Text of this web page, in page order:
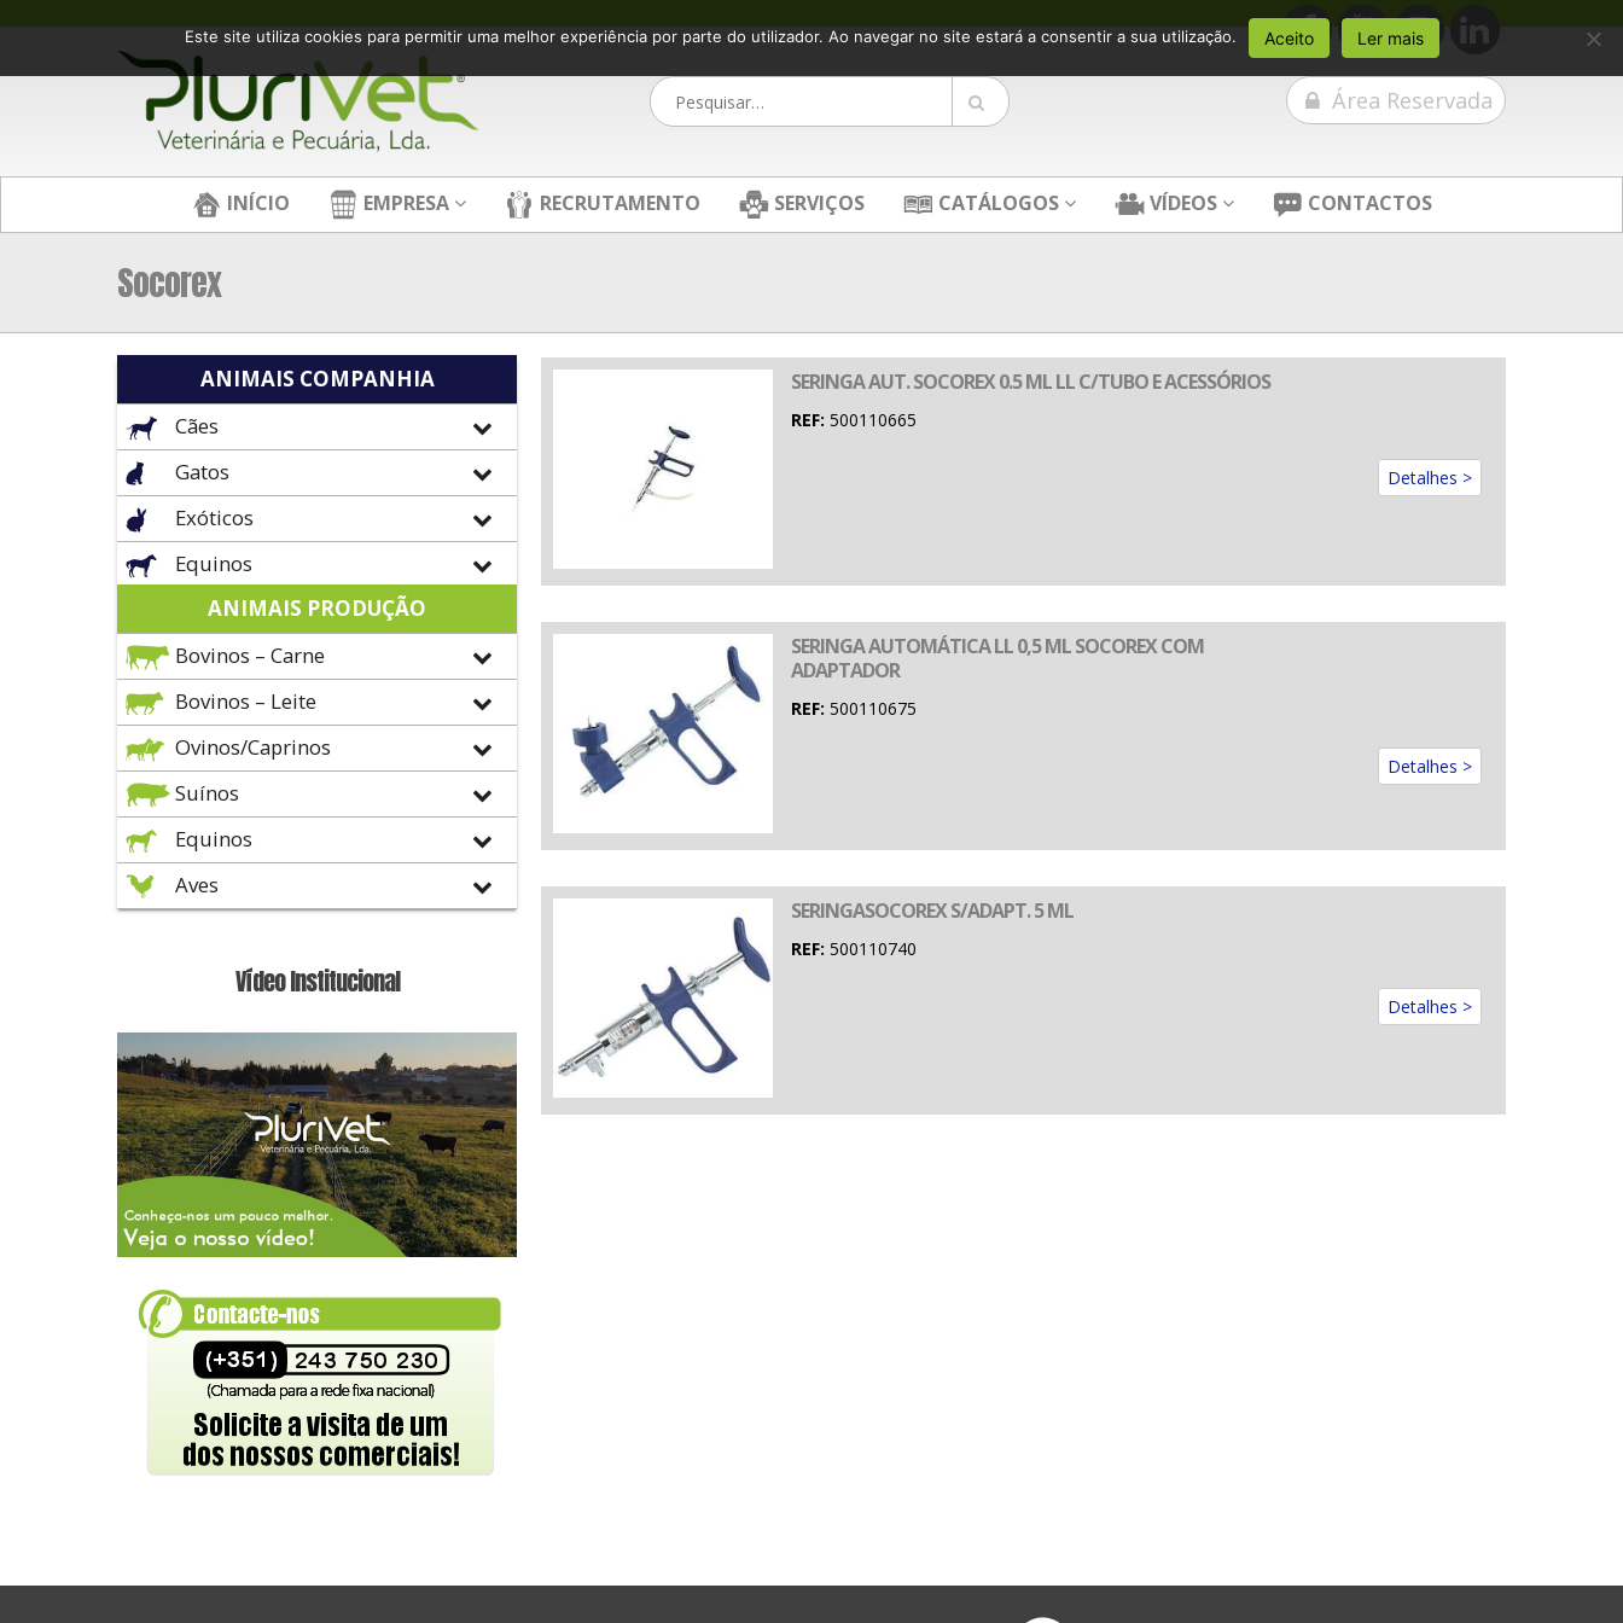
Área Reservada
INÍCIO EMPRESA RECRUTAMENTO SERVIÇOS CATÁLOGOS VÍDEOS CONTACTOS
Socorex
SERINGA AUT. SOCOREX 0.5 ML LL C/TUBO E ACESSÓRIOS
REF: 500110665
Detalhes >
SERINGA AUTOMÁTICA LL 0,5 ML SOCOREX COM
ADAPTADOR
REF: 500110675
Detalhes >
SERINGASOCOREX S/ADAPT. 5 ML
REF: 500110740
Detalhes >
ANIMAIS COMPANHIA
Cães
Gatos
Exóticos
Equinos
ANIMAIS PRODUÇÃO
Bovinos – Carne
Bovinos – Leite
Ovinos/Caprinos
Suínos
Equinos
Aves
Vídeo Institucional
Este site utiliza cookies para permitir uma melhor experiência por parte do utilizador. Ao navegar no site estará a consentir a sua utilização. Aceito Ler mais